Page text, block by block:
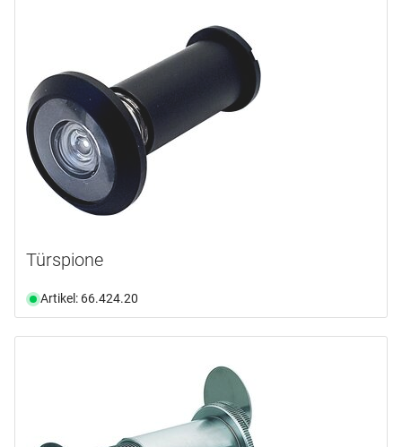
Türspione
Artikel: 66.424.20